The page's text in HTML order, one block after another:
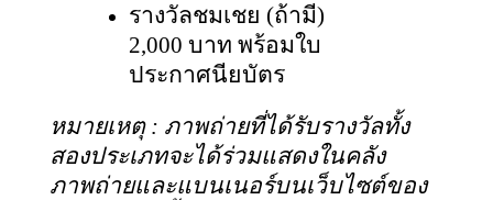
รางวัลชมเชย (ถ้ามี)
2,000 บาท พร้อมใบ
ประกาศนียบัตร
หมายเหตุ: ภาพถ่ายที่ได้รับรางวัลทั้ง
สองประเภทจะได้ร่วมแสดงในคลัง
ภาพถ่ายและแบนเนอร์บนเว็บไซต์ของ